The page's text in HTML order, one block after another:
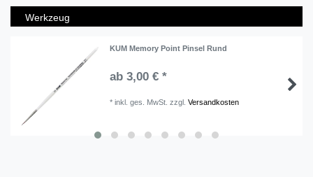
Werkzeug
KUM Memory Point Pinsel Rund
ab 3,00 € *
*inkl. ges. MwSt. zzgl.Versandkosten